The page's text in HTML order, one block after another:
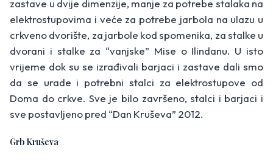
zastave u dvije dimenzije, manje za potrebe stalaka na
elektrostupovima i veće za potrebe jarbola na ulazu u
crkveno dvorište, za jarbole kod spomenika, za stalke u
dvorani i stalke za “vanjske” Mise o Ilindanu. U isto
vrijeme dok su se izrađivali barjaci i zastave dali smo
da se urade i potrebni stalci za elektrostupove od
Doma do crkve. Sve je bilo završeno, stalci i barjaci i
sve postavljeno pred “Dan Kruševa” 2012.
Grb Kruševa